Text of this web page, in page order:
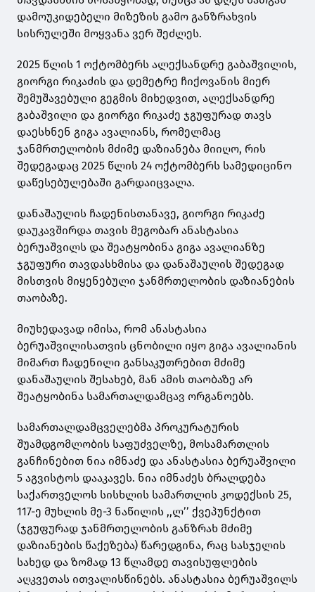
დამოუკიდებელი მიზეზის გამო განზრახვის
სისრულეში მოყვანა ვერ შეძლეს.
2025 წლის 1 ოქტომბერს ალექსანდრე გაბაშვილის,
გიორგი რიკაძის და დემეტრე ჩიქოვანის მიერ
შემუშავებული გეგმის მიხედვით, ალექსანდრე
გაბაშვილი და გიორგი რიკაძე ჯგუფურად თავს
დაესხნენ გიგა ავალიანს, რომელმაც
ჯანმრთელობის მძიმე დაზიანება მიიღო, რის
შედეგადაც 2025 წლის 24 ოქტომბერს სამედიცინო
დაწესებულებაში გარდაიცვალა.
დანაშაულის ჩადენისთანავე, გიორგი რიკაძე
დაუკავშირდა თავის მეგობარ ანასტასია
ბერუაშვილს და შეატყობინა გიგა ავალიანზე
ჯგუფური თავდასხმისა და დანაშაულის შედეგად
მისთვის მიყენებული ჯანმრთელობის დაზიანების
თაობაზე.
მიუხედავად იმისა, რომ ანასტასია
ბერუაშვილისათვის ცნობილი იყო გიგა ავალიანის
მიმართ ჩადენილი განსაკუთრებით მძიმე
დანაშაულის შესახებ, მან ამის თაობაზე არ
შეატყობინა სამართალდამცავ ორგანოებს.
სამართალდამცველებმა პროკურატურის
შუამდგომლობის საფუძველზე, მოსამართლის
განჩინებით ნია იმნაძე და ანასტასია ბერუაშვილი
5 აგვისტოს დააკავეს. ნია იმნაძეს ბრალდება
საქართველოს სისხლის სამართლის კოდექსის 25,
117-ე მუხლის მე-3 ნაწილის ,,ლ’’ ქვეპუნქტით
(ჯგუფურად ჯანმრთელობის განზრახ მძიმე
დაზიანების წაქეზება) წარედგინა, რაც სასჯელის
სახედ და ზომად 13 წლამდე თავისუფლების
აღკვეთას ითვალისწინებს. ანასტასია ბერუაშვილს